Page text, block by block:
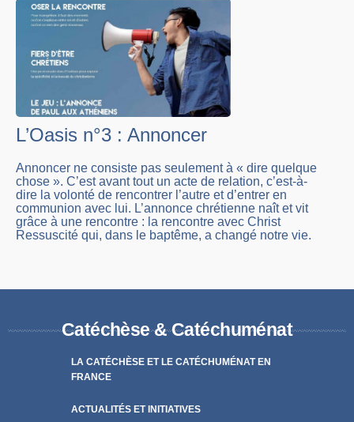
L’Oasis n°3 : Annoncer
Annoncer ne consiste pas seulement à « dire quelque
chose ». C’est avant tout un acte de relation, c’est-à-
dire la volonté de rencontrer l’autre et d’entrer en
communion avec lui. L’annonce chrétienne naît et vit
grâce à une rencontre : la rencontre avec Christ
Ressuscité qui, dans le baptême, a changé notre vie.
Catéchèse & Catéchuménat
LA CATÉCHÈSE ET LE CATÉCHUMÉNAT EN
FRANCE
ACTUALITÉS ET INITIATIVES